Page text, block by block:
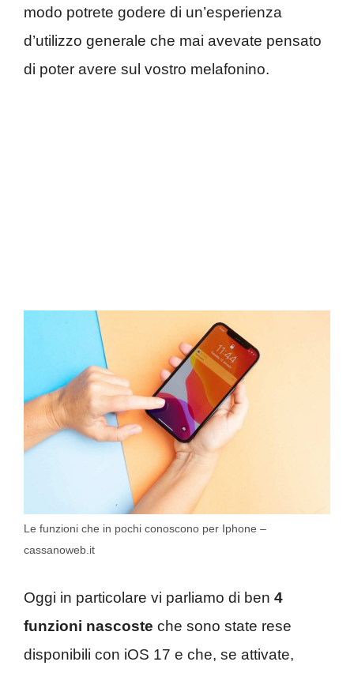
modo potrete godere di un’esperienza
d’utilizzo generale che mai avevate pensato
di poter avere sul vostro melafonino.
Le funzioni che in pochi conoscono per Iphone –
cassanoweb.it
Oggi in particolare vi parliamo di ben 4
funzioni nascoste che sono state rese
disponibili con iOS 17 e che, se attivate,